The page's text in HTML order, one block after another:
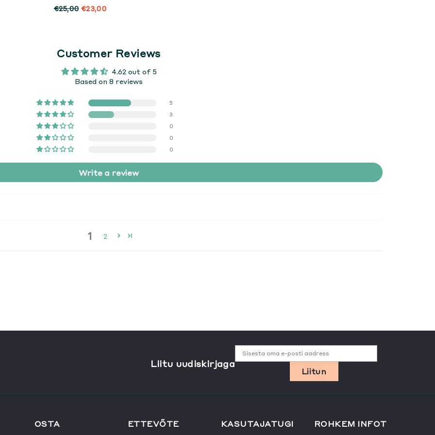
€25,00 €23,00
Customer Reviews
4.62 out of 5
Based on 8 reviews
5
3
0
0
0
Write a review
1 2
Liitu uudiskirjaga
Sisesta oma e-posti aadress
Liitun
OSTA ETTEVÕTE KASUTAJATUGI ROHKEM INFOT